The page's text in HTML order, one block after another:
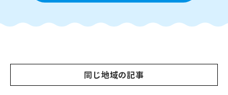
同じ地域の記事